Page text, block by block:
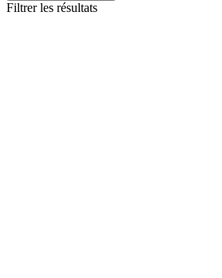
Filtrer les résultats